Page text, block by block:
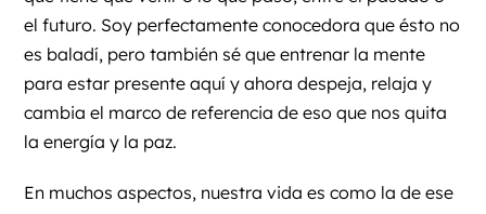
el futuro. Soy perfectamente conocedora que ésto no
es baladí, pero también sé que entrenar la mente
para estar presente aquí y ahora despeja, relaja y
cambia el marco de referencia de eso que nos quita
la energía y la paz.
En muchos aspectos, nuestra vida es como la de ese